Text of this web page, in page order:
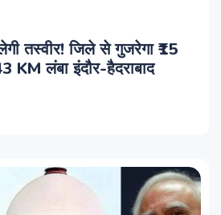
तस्वीर! जिले से गुजरेगा ₹15
KM लंबा इंदौर-हैदराबाद